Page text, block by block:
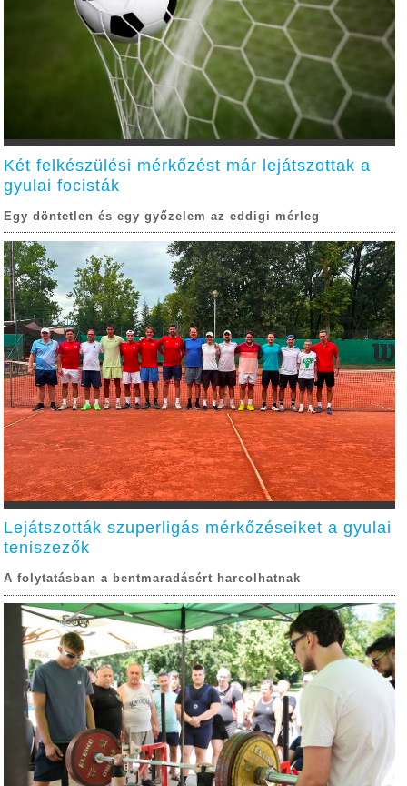
Két felkészülési mérkőzést már lejátszottak a
gyulai focisták
Egy döntetlen és egy győzelem az eddigi mérleg
Lejátszották szuperligás mérkőzéseiket a gyulai
teniszezők
A folytatásban a bentmaradásért harcolhatnak